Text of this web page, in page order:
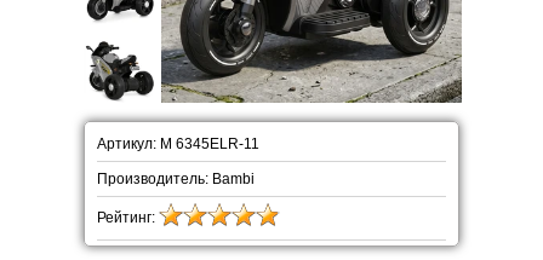
Артикул: M 6345ELR-11
Производитель: Bambi
Рейтинг: